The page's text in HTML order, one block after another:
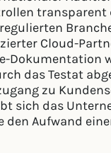
Cloud-
Dokumentation
das Testat
zu
sich das
den Aufwand